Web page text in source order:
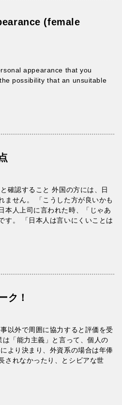
(female
appearance that you
possibility that an unsuitable
確認すること 外国の方には、日
ません。 「こうした方が良いかも
本人上司に言われた時、「じゃあ
す。 「日本人は言いにくいことは
ク！
以外で周囲に協力すると評価を受
「能力主義」と言って、個人の
より決まり、外資系の場合は年俸
されなかったり、とシビアな世